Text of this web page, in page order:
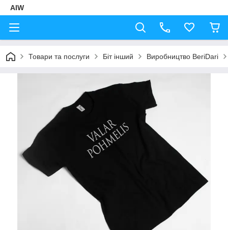
AIW
Товари та послуги Біт інший Виробництво BeriDari